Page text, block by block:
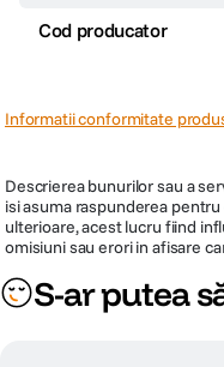
Cod producator
Informatii conformitate
Descrierea bunurilor sau a
isi asuma raspunderea
ulterioare, acest lucru fiind
omisiuni sau erori in afisare
S-ar putea